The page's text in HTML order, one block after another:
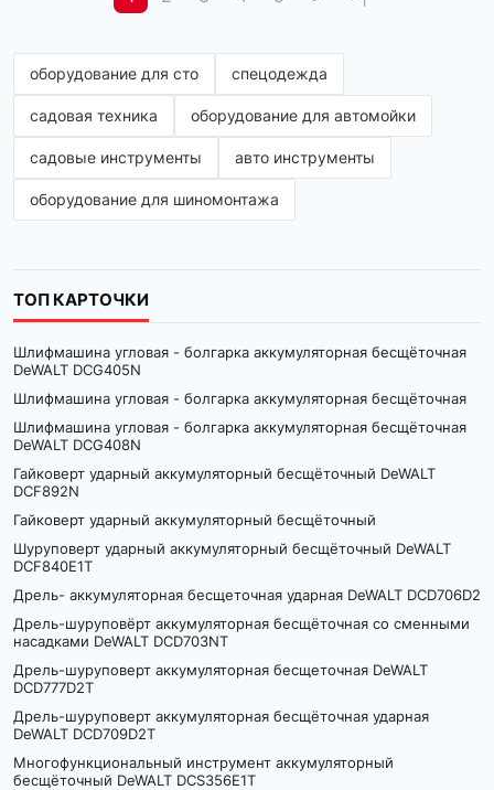
оборудование для сто спецодежда
садовая техника оборудование для автомойки
садовые инструменты авто инструменты
оборудование для шиномонтажа
ТОП КАРТОЧКИ
Шлифмашина угловая - болгарка аккумуляторная бесщёточная
DeWALT DCG405N
Шлифмашина угловая - болгарка аккумуляторная бесщёточная
Шлифмашина угловая - болгарка аккумуляторная бесщёточная
DeWALT DCG408N
Гайковерт ударный аккумуляторный бесщёточный DeWALT
DCF892N
Гайковерт ударный аккумуляторный бесщёточный
Шуруповерт ударный аккумуляторный бесщёточный DeWALT
DCF840E1T
Дрель- аккумуляторная бесщеточная ударная DeWALT DCD706D2
Дрель-шуруповёрт аккумуляторная бесщёточная со сменными
насадками DeWALT DCD703NT
Дрель-шуруповерт аккумуляторная бесщеточная DeWALT
DCD777D2T
Дрель-шуруповерт аккумуляторная бесщёточная ударная
DeWALT DCD709D2T
Многофункциональный инструмент аккумуляторный
бесщёточный DeWALT DCS356E1T